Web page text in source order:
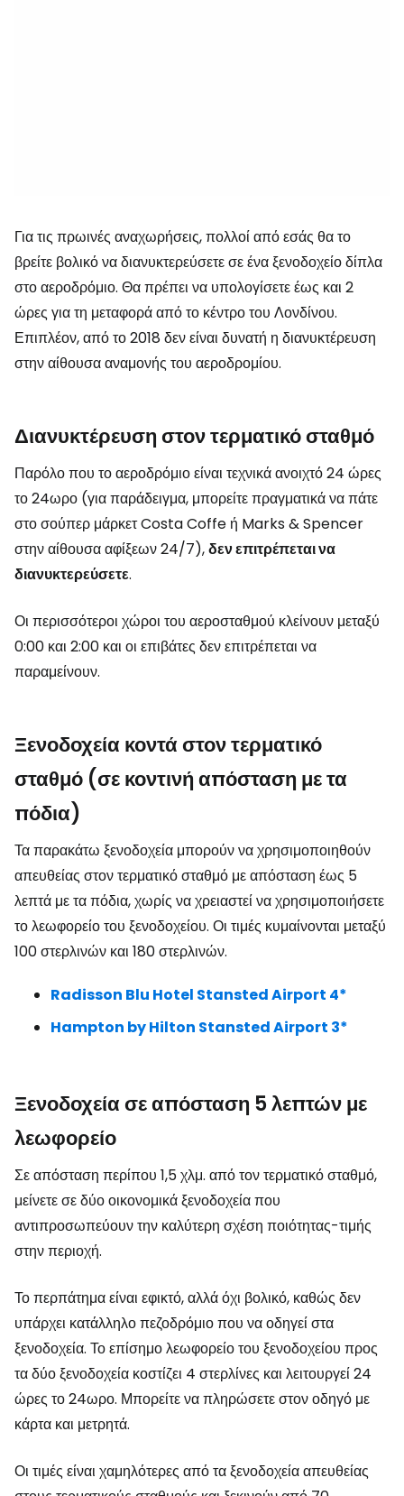
Για τις πρωινές αναχωρήσεις, πολλοί από εσάς θα το
βρείτε βολικό να διανυκτερεύσετε σε ένα ξενοδοχείο δίπλα
στο αεροδρόμιο. Θα πρέπει να υπολογίσετε έως και 2
ώρες για τη μεταφορά από το κέντρο του Λονδίνου.
Επιπλέον, από το 2018 δεν είναι δυνατή η διανυκτέρευση
στην αίθουσα αναμονής του αεροδρομίου.
Διανυκτέρευση στον τερματικό σταθμό
Παρόλο που το αεροδρόμιο είναι τεχνικά ανοιχτό 24 ώρες
το 24ωρο (για παράδειγμα, μπορείτε πραγματικά να πάτε
στο σούπερ μάρκετ Costa Coffe ή Marks & Spencer
στην αίθουσα αφίξεων 24/7),δεν επιτρέπεται να
διανυκτερεύσετε.
Οι περισσότεροι χώροι του αεροσταθμού κλείνουν μεταξύ
0:00 και 2:00 και οι επιβάτες δεν επιτρέπεται να
παραμείνουν.
Ξενοδοχεία κοντά στον τερματικό
σταθμό (σε κοντινή απόσταση με τα
πόδια)
Τα παρακάτω ξενοδοχεία μπορούν να χρησιμοποιηθούν
απευθείας στον τερματικό σταθμό με απόσταση έως 5
λεπτά με τα πόδια, χωρίς να χρειαστεί να χρησιμοποιήσετε
το λεωφορείο του ξενοδοχείου. Οι τιμές κυμαίνονται μεταξύ
100 στερλινών και 180 στερλινών.
Radisson Blu Hotel Stansted Airport 4*
Hampton by Hilton Stansted Airport 3*
Ξενοδοχεία σε απόσταση 5 λεπτών με
λεωφορείο
Σε απόσταση περίπου 1,5 χλμ. από τον τερματικό σταθμό,
μείνετε σε δύο οικονομικά ξενοδοχεία που
αντιπροσωπεύουν την καλύτερη σχέση ποιότητας-τιμής
στην περιοχή.
Το περπάτημα είναι εφικτό, αλλά όχι βολικό, καθώς δεν
υπάρχει κατάλληλο πεζοδρόμιο που να οδηγεί στα
ξενοδοχεία. Το επίσημο λεωφορείο του ξενοδοχείου προς
τα δύο ξενοδοχεία κοστίζει 4 στερλίνες και λειτουργεί 24
ώρες το 24ωρο. Μπορείτε να πληρώσετε στον οδηγό με
κάρτα και μετρητά.
Οι τιμές είναι χαμηλότερες από τα ξενοδοχεία απευθείας